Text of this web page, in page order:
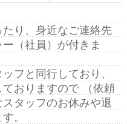
り、身近なご連絡先
（社員）が付きま
フと同行しており、
おりますので （依頼
タッフのお休みや退
。